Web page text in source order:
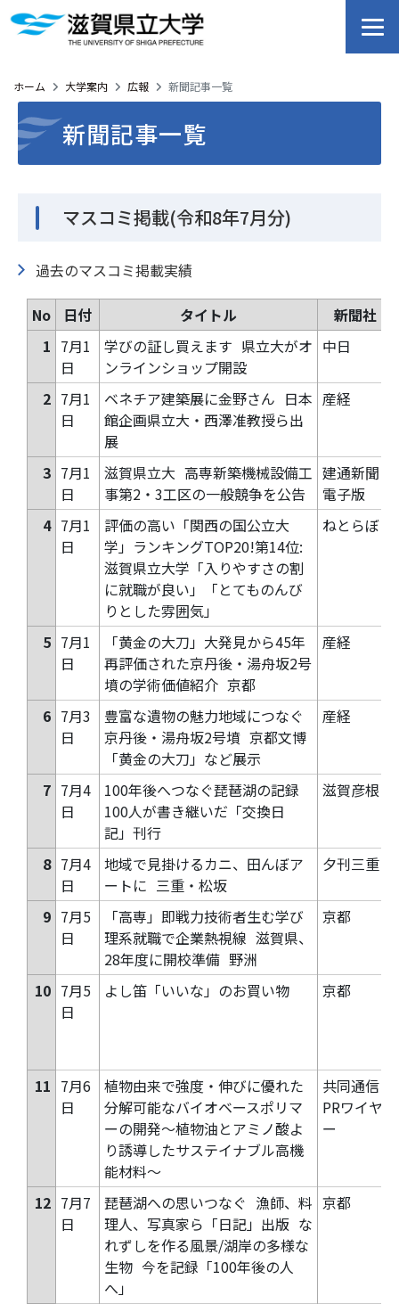
ホーム 大学案内 広報 新聞記事一覧
新聞記事一覧
マスコミ掲載(令和8年7月分)
過去のマスコミ掲載実績
No 日付 タイトル
新聞社
1 7月1
日
学びの証し買えます 県立大がオ
ンラインショップ開設
中日
2 7月1
日
ベネチア建築展に金野さん 日本
館企画県立大・西澤准教授ら出
展
産経
3 7月1
日
滋賀県立大 高専新築機械設備工
事第2・3工区の一般競争を公告
建通新聞
電子版
4 7月1
日
評価の高い「関西の国公立大
学」ランキングTOP20!第14位:
滋賀県立大学「入りやすさの割
に就職が良い」「とてものんび
りとした雰囲気」
ねとらぼ
5 7月1
日
「黄金の大刀」大発見から45年
再評価された京丹後・湯舟坂2号
墳の学術価値紹介 京都
産経
6 7月3
日
豊富な遺物の魅力地域につなぐ
京丹後・湯舟坂2号墳 京都文博
「黄金の大刀」など展示
産経
7 7月4
日
100年後へつなぐ琵琶湖の記録
100人が書き継いだ「交換日
記」刊行
滋賀彦根
8 7月4
日
地域で見掛けるカニ、田んぼア
ートに 三重・松坂
夕刊三重
9 7月5
日
「高専」即戦力技術者生む学び
理系就職で企業熱視線 滋賀県、
28年度に開校準備 野洲
京都
10 7月5
日
よし笛「いいな」のお買い物 京都
11 7月6
日
植物由来で強度・伸びに優れた
分解可能なバイオベースポリマ
ーの開発～植物油とアミノ酸よ
り誘導したサステイナブル高機
能材料～
共同通信
PRワイヤ
ー
12 7月7
日
琵琶湖への思いつなぐ 漁師、料
理人、写真家ら「日記」出版 な
れずしを作る風景/湖岸の多様な
生物 今を記録「100年後の人
へ」
京都